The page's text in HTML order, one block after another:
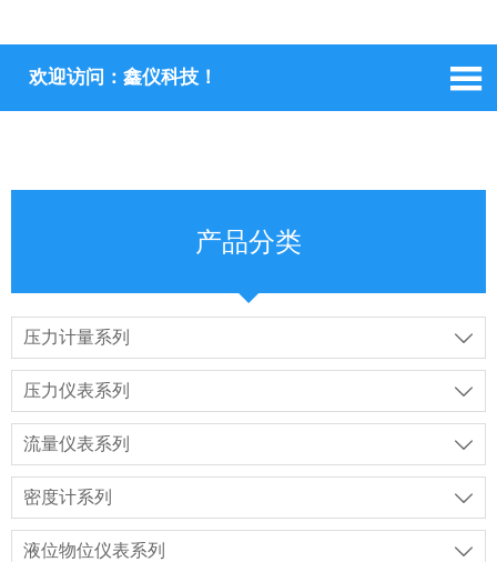
欢迎访问：鑫仪科技！ 
产品分类
压力计量系列 
压力仪表系列 
流量仪表系列 
密度计系列 
液位物位仪表系列 